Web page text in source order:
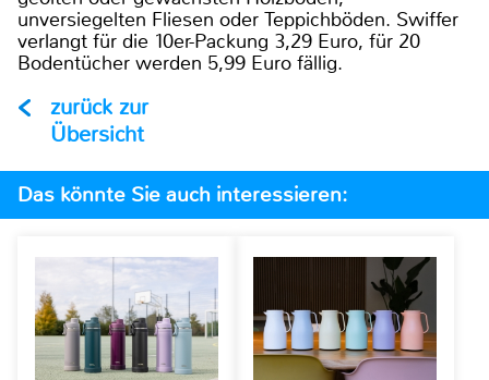
unversiegelten Fliesen oder Teppichböden. Swiffer
verlangt für die 10er-Packung 3,29 Euro, für 20
Bodentücher werden 5,99 Euro fällig.
zurück zur
Übersicht
Das könnte Sie auch interessieren: